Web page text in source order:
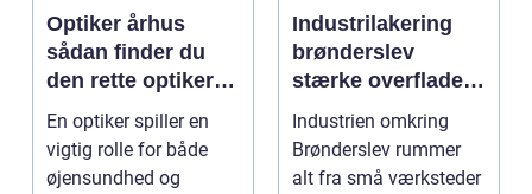
Optiker århus
sådan finder du
den rette optiker i
byen
En optiker spiller en
vigtig rolle for både
øjensundhed og
Industrilakering
brønderslev
stærke overflader
til industri og
erhverv
Industrien omkring
Brønderslev rummer
alt fra små værksteder